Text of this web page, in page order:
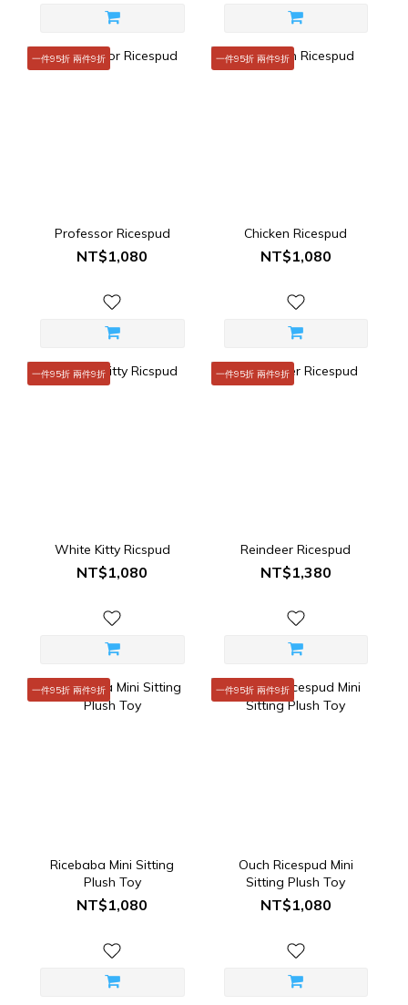
一件95折 兩件9折
Professor Ricespud
NT$1,080
一件95折 兩件9折
Chicken Ricespud
NT$1,080
一件95折 兩件9折
White Kitty Ricspud
NT$1,080
一件95折 兩件9折
Reindeer Ricespud
NT$1,380
一件95折 兩件9折
Ricebaba Mini Sitting
Plush Toy
NT$1,080
一件95折 兩件9折
Ouch Ricespud Mini
Sitting Plush Toy
NT$1,080